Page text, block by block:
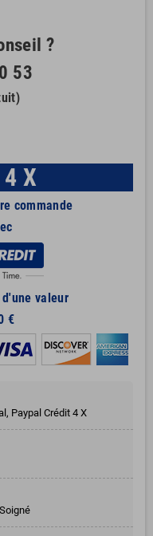
?
53
X
commande
valeur
€
Paypal Crédit 4 X